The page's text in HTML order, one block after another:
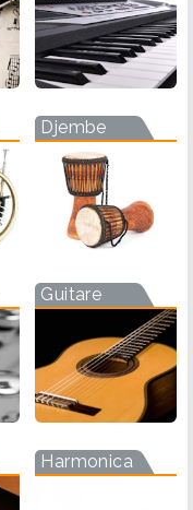
Djembe
Guitare
Harmonica